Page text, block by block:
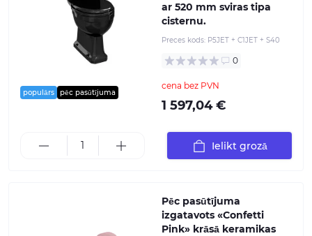
populārs pēc pasūtījuma
ar 520 mm sviras tipa
cisternu.
Preces kods: P5JET + C1JET + S40
0
cena bez PVN
1 597,04 €
Ielikt grozā
Pēc pasūtījuma
izgatavots «Confetti
Pink» krāsā keramikas